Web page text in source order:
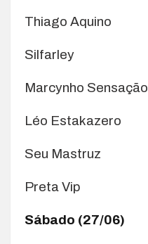
Thiago Aquino
Silfarley
Marcynho Sensação
Léo Estakazero
Seu Mastruz
Preta Vip
Sábado (27/06)